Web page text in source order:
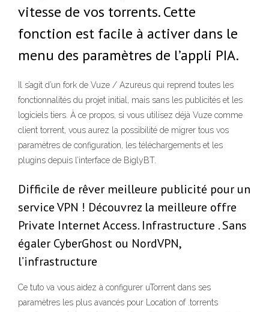
vitesse de vos torrents. Cette
fonction est facile à activer dans le
menu des paramètres de l’appli PIA.
Il s’agit d’un fork de Vuze / Azureus qui reprend toutes les
fonctionnalités du projet initial, mais sans les publicités et les
logiciels tiers. À ce propos, si vous utilisez déjà Vuze comme
client torrent, vous aurez la possibilité de migrer tous vos
paramètres de configuration, les téléchargements et les
plugins depuis l’interface de BiglyBT.
Difficile de rêver meilleure publicité pour un
service VPN ! Découvrez la meilleure offre
Private Internet Access. Infrastructure . Sans
égaler CyberGhost ou NordVPN,
l’infrastructure
Ce tuto va vous aidez à configurer uTorrent dans ses
paramètres les plus avancés pour Location of .torrents